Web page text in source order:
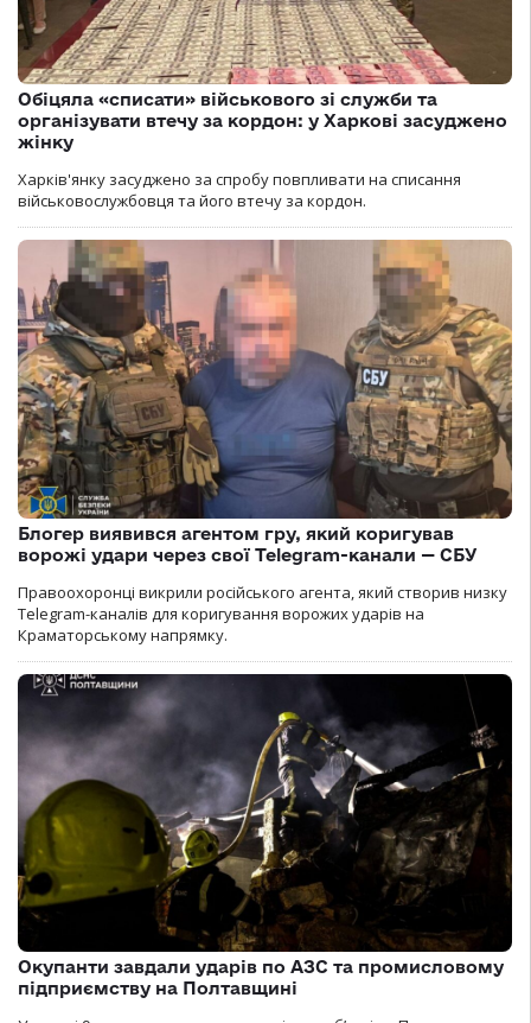
Обіцяла «списати» військового зі служби та
організувати втечу за кордон: у Харкові засуджено
жінку
Харків'янку засуджено за спробу повпливати на списання
військовослужбовця та його втечу за кордон.
Блогер виявився агентом гру, який коригував
ворожі удари через свої Telegram-канали — СБУ
Правоохоронці викрили російського агента, який створив низку
Telegram-каналів для коригування ворожих ударів на
Краматорському напрямку.
Окупанти завдали ударів по АЗС та промисловому
підприємству на Полтавщині